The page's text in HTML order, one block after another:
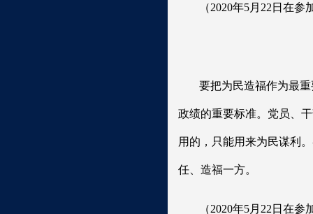
（2020年5月22日在
要把为民造福作为最
政绩的重要标准。党员、
用的，只能用来为民谋利
任、造福一方。
（2020年5月22日在